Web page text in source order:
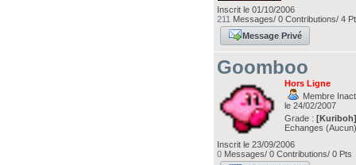
Inscrit le 01/10/2006
211 Messages/ 0 Contributions/ 4
Message Privé
Goomboo
Hors Ligne
Membre
le 24/02/2007
Grade :
Echanges
Inscrit le 23/09/2006
0 Messages/ 0 Contributions/ 0 Pts